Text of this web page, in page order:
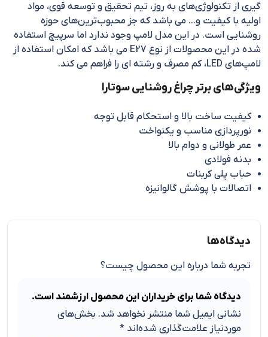
گیری از تکنولوژی‌های به روز، تیم تحقیق و توسعه قوی، مواد
اولیه با کیفیت و… می باشد که جز محبوب‌ترین‌های حوزه
روشنایی است. در این مدل لامپ وجود ندارد اما سرپیچ استفاده
شده در این محصولات از نوع E27 می باشد که امکان استفاده از
لامپ‌های LED، کم مصرف و رشته ای را فراهم می کند.
ویژگی‌های برتر چراغ روشنایی سوتارا
کیفیت ساخت بالا و استحکام قابل توجه
نورپردازی مناسب و یکنواخت
عمر طولانی و دوام بالا
بدنه فولادی
حباب پلی کربنات
اتصالات با پوشش گالوانیزه
دیدگاه‌ها
تجربه شما درباره این محصول چیست؟
دیدگاه شما برای خریداران این محصول ارزشمند است.
نشانی ایمیل شما منتشر نخواهد شد. بخش‌های
موردنیاز علامت‌گذاری شده‌اند *